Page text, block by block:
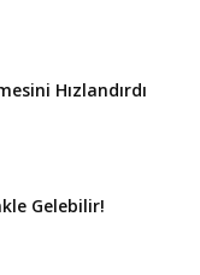
Hızlandırdı
Gelebilir!